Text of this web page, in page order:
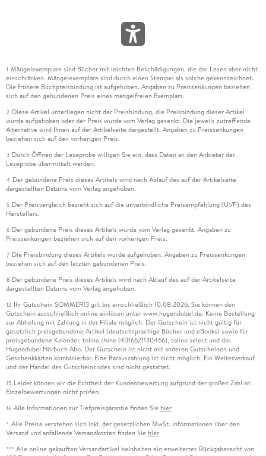
1 Mängelexemplare sind Bücher mit leichten Beschädigungen, die das Lesen aber nicht
einschränken. Mängelexemplare sind durch einen Stempel als solche gekennzeichnet.
Die frühere Buchpreisbindung ist aufgehoben. Angaben zu Preissenkungen beziehen
sich auf den gebundenen Preis eines mangelfreien Exemplars.
2 Diese Artikel unterliegen nicht der Preisbindung, die Preisbindung dieser Artikel
wurde aufgehoben oder der Preis wurde vom Verlag gesenkt. Die jeweils zutreffende
Alternative wird Ihnen auf der Artikelseite dargestellt. Angaben zu Preissenkungen
beziehen sich auf den vorherigen Preis.
3 Durch Öffnen der Leseprobe willigen Sie ein, dass Daten an den Anbieter der
Leseprobe übermittelt werden.
4 Der gebundene Preis dieses Artikels wird nach Ablauf des auf der Artikelseite
dargestellten Datums vom Verlag angehoben.
5 Der Preisvergleich bezieht sich auf die unverbindliche Preisempfehlung (UVP) des
Herstellers.
6 Der gebundene Preis dieses Artikels wurde vom Verlag gesenkt. Angaben zu
Preissenkungen beziehen sich auf den vorherigen Preis.
7 Die Preisbindung dieses Artikels wurde aufgehoben. Angaben zu Preissenkungen
beziehen sich auf den letzten gebundenen Preis.
8 Der gebundene Preis dieses Artikels wird nach Ablauf des auf der Artikelseite
dargestellten Datums vom Verlag angehoben.
12 Ihr Gutschein SOMMER13 gilt bis einschließlich 10.08.2026. Sie können den
Gutschein ausschließlich online einlösen unter www.hugendubel.de. Keine Bestellung
zur Abholung mit Zahlung in der Filiale möglich. Der Gutschein ist nicht gültig für
gesetzlich preisgebundene Artikel (deutschsprachige Bücher und eBooks) sowie für
preisgebundene Kalender, tolino shine (4016621130466), tolino select und das
Hugendubel Hörbuch Abo. Der Gutschein ist nicht mit anderen Gutscheinen und
Geschenkkarten kombinierbar. Eine Barauszahlung ist nicht möglich. Ein Weiterverkauf
und der Handel des Gutscheincodes sind nicht gestattet.
15 Leider können wir die Echtheit der Kundenbewertung aufgrund der großen Zahl an
Einzelbewertungen nicht prüfen.
16 Alle Informationen zur Tiefpreisgarantie finden Sie hier
* Alle Preise verstehen sich inkl. der gesetzlichen MwSt. Informationen über den
Versand und anfallende Versandkosten finden Sie hier
*** Alle online gekauften Versandartikel beinhalten ein erweitertes Rückgaberecht von